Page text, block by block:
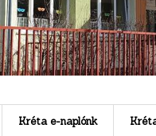
Kréta e-naplónk